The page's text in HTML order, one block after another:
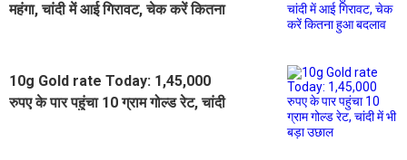
महंगा, चांदी में आई गिरावट, चेक करें कितना
10g Gold rate Today: 1,45,000
रुपए के पार पहुंचा 10 ग्राम गोल्ड रेट, चांदी